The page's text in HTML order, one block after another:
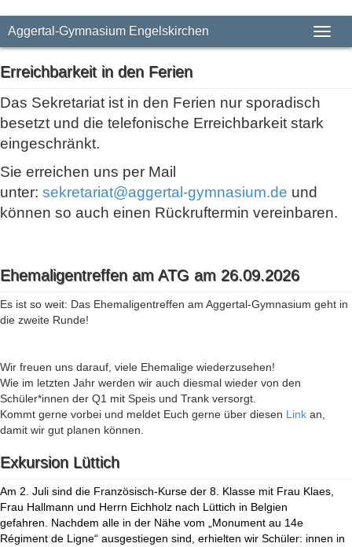
Aggertal-Gymnasium Engelskirchen
Erreichbarkeit in den Ferien
Das Sekretariat ist in den Ferien nur sporadisch
besetzt und die telefonische Erreichbarkeit stark
eingeschränkt.
Sie erreichen uns per Mail
unter: sekretariat@aggertal-gymnasium.de und
können so auch einen Rückruftermin vereinbaren.
Ehemaligentreffen am ATG am 26.09.2026
Es ist so weit: Das Ehemaligentreffen am Aggertal-Gymnasium geht in
die zweite Runde!
Wir freuen uns darauf, viele Ehemalige wiederzusehen!
Wie im letzten Jahr werden wir auch diesmal wieder von den
Schüler*innen der Q1 mit Speis und Trank versorgt.
Kommt gerne vorbei und meldet Euch gerne über diesen Link an,
damit wir gut planen können.
Exkursion Lüttich
Am 2. Juli sind die Französisch-Kurse der 8. Klasse mit Frau Klaes,
Frau Hallmann und Herrn Eichholz nach Lüttich in Belgien
gefahren. Nachdem alle in der Nähe vom „Monument au 14e
Régiment de Ligne“ ausgestiegen sind, erhielten wir Schüler: innen in